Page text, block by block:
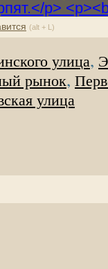
(alt + L)
улица,
рынок,
улица